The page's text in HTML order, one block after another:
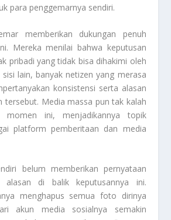
para penggemarnya sendiri.
memberikan dukungan penuh
Mereka menilai bahwa keputusan
pribadi yang tidak bisa dihakimi oleh
lain, banyak netizen yang merasa
konsistensi serta alasan
tersebut. Media massa pun tak kalah
momen ini, menjadikannya topik
platform pemberitaan dan media
belum memberikan pernyataan
alasan di balik keputusannya ini.
menghapus semua foto dirinya
akun media sosialnya semakin